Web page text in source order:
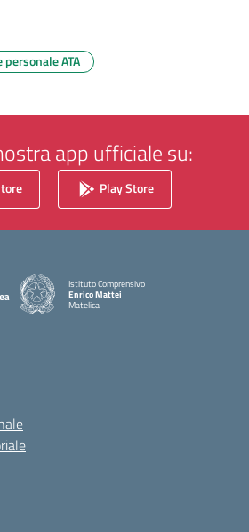
ATA
app ufficiale su:
Play Store
Istituto Comprensivo
Enrico Mattei
Matelica